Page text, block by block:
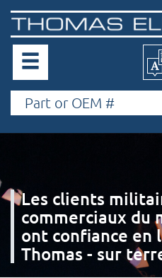
Les clients
commerciaux du
ont confiance en
Thomas - sur